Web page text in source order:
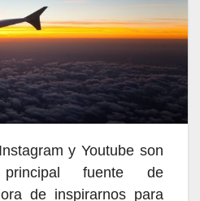
y Youtube son
fuente de
de inspirarnos para